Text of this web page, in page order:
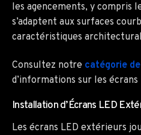
les agencements, y compris
s’adaptent aux surfaces
caractéristiques
Consultez notre catégorie
d’informations sur les écrans
Installation d’Écrans LED
Les écrans LED extérieurs